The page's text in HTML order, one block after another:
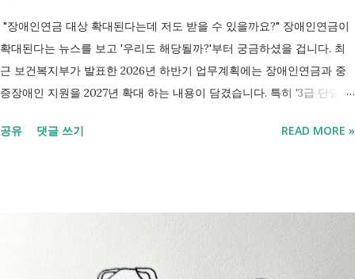
"장애인연금 대상 확대된다는데 저도 받을 수 있을까요?" 장애인연금이
확대된다는 뉴스를 보고 '우리도 해당될까?'부터 궁금하셨을 겁니다. 최
근 보건복지부가 발표한 2026년 하반기 업무계획에는 장애인연금과 중
증장애인 지원을 2027년 확대 하는 내용이 담겼습니다. 특히 '3급 단일장
포함되면서 많은 분들이 관심을 갖고 있습니다. 이번 글에서는 장애인과
니다. 정부 업무계획 내용 추진 시기 3급 단일장애까지 장애인연금 지급
공유 댓글 쓰기 READ MORE »